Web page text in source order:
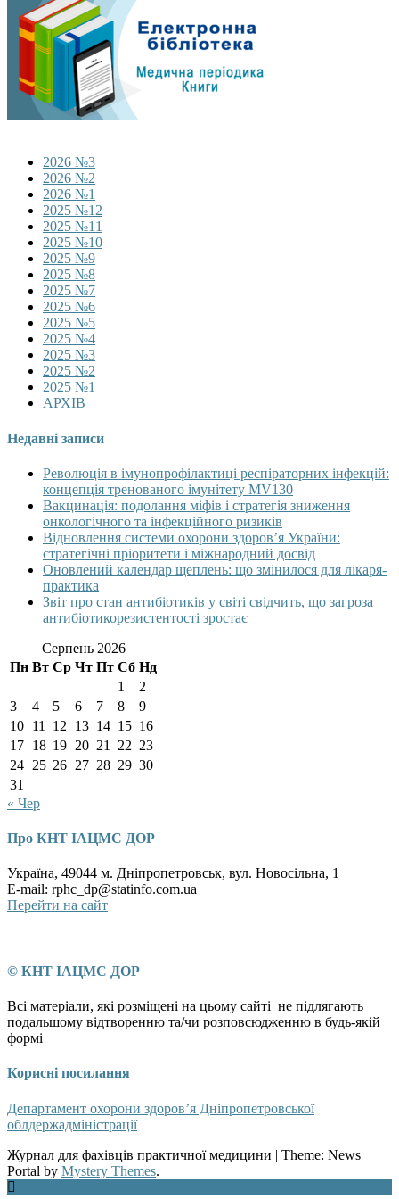
2026 №3
2026 №2
2026 №1
2025 №12
2025 №11
2025 №10
2025 №9
2025 №8
2025 №7
2025 №6
2025 №5
2025 №4
2025 №3
2025 №2
2025 №1
АРХІВ
Недавні записи
Революція в імунопрофілактиці респіраторних інфекцій:
концепція тренованого імунітету MV130
Вакцинація: подолання міфів і стратегія зниження
онкологічного та інфекційного ризиків
Відновлення системи охорони здоров’я України:
стратегічні пріоритети і міжнародний досвід
Оновлений календар щеплень: що змінилося для лікаря-
практика
Звіт про стан антибіотиків у світі свідчить, що загроза
антибіотикорезистентості зростає
Серпень 2026
Пн Вт Ср Чт Пт Сб Нд
1
2
3
4 5 6 7 8
9
10 11 12 13 14 15 16
17 18 19 20 21 22 23
24 25 26 27 28 29 30
31
« Чер
Про КНТ ІАЦМС ДОР
Україна, 49044 м. Дніпропетровськ, вул. Новосільна, 1
E-mail: rphc_dp@statinfo.com.ua
Перейти на сайт
© КНТ ІАЦМС ДОР
Всі матеріали, які розміщені на цьому сайті не підлягають
подальшому відтворенню та/чи розповсюдженню в будь-якій
формі
Корисні посилання
Департамент охорони здоров’я Дніпропетровської
облдержадміністрації
Журнал для фахівців практичної медицини | Theme: News
Portal by Mystery Themes.